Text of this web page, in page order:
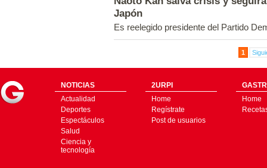
Japón
Es reelegido presidente del Partido
1
NOTICIAS
Actualidad
Deportes
Espectáculos
Salud
Ciencia y
tecnología
2URPI
Home
Regístrate
Post de usuarios
Home